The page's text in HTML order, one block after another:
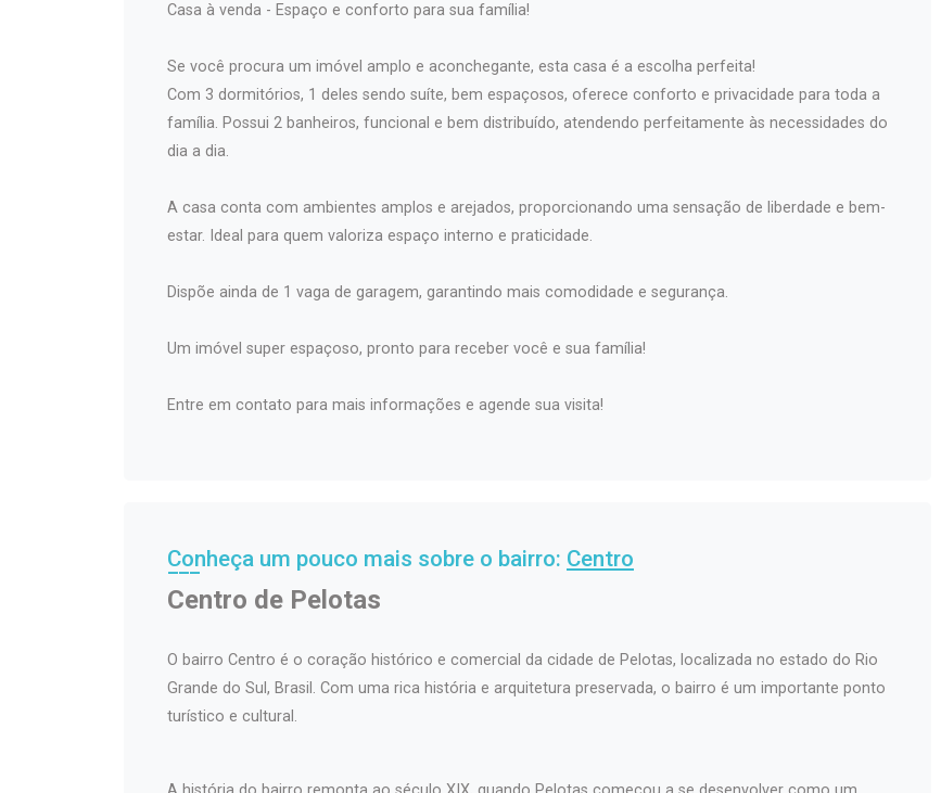
Casa à venda - Espaço e conforto para sua família!
Se você procura um imóvel amplo e aconchegante, esta casa é a escolha perfeita!
Com 3 dormitórios, 1 deles sendo suíte, bem espaçosos, oferece conforto e privacidade para toda a
família. Possui 2 banheiros, funcional e bem distribuído, atendendo perfeitamente às necessidades do
dia a dia.
A casa conta com ambientes amplos e arejados, proporcionando uma sensação de liberdade e bem-
estar. Ideal para quem valoriza espaço interno e praticidade.
Dispõe ainda de 1 vaga de garagem, garantindo mais comodidade e segurança.
Um imóvel super espaçoso, pronto para receber você e sua família!
Entre em contato para mais informações e agende sua visita!
Conheça um pouco mais sobre o bairro: Centro
Centro de Pelotas
O bairro Centro é o coração histórico e comercial da cidade de Pelotas, localizada no estado do Rio
Grande do Sul, Brasil. Com uma rica história e arquitetura preservada, o bairro é um importante ponto
turístico e cultural.